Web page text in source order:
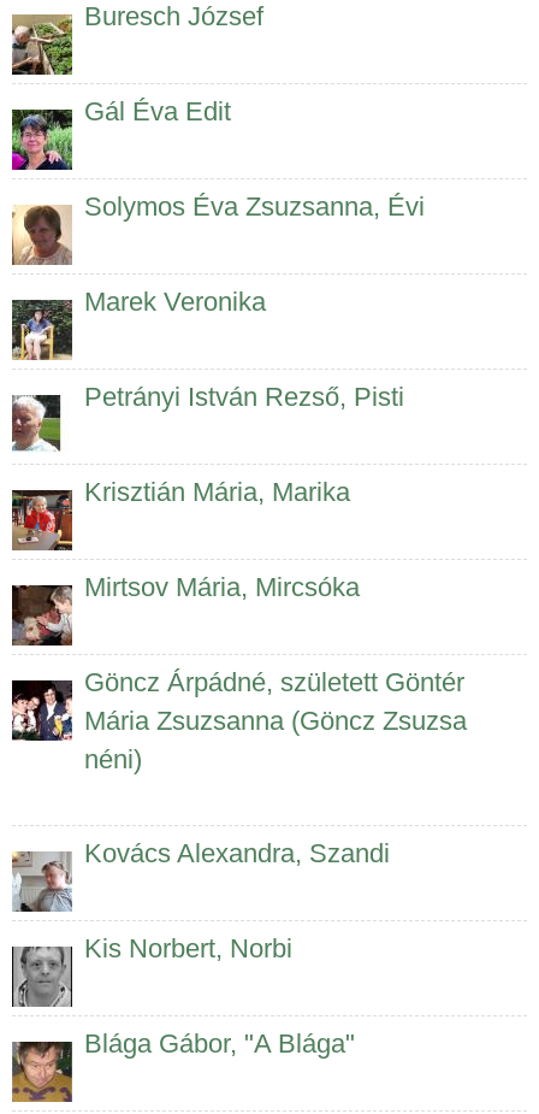
Buresch József
Gál Éva Edit
Solymos Éva Zsuzsanna, Évi
Marek Veronika
Petrányi István Rezső, Pisti
Krisztián Mária, Marika
Mirtsov Mária, Mircsóka
Göncz Árpádné, született Göntér
Mária Zsuzsanna (Göncz Zsuzsa
néni)
Kovács Alexandra, Szandi
Kis Norbert, Norbi
Blága Gábor, "A Blága"